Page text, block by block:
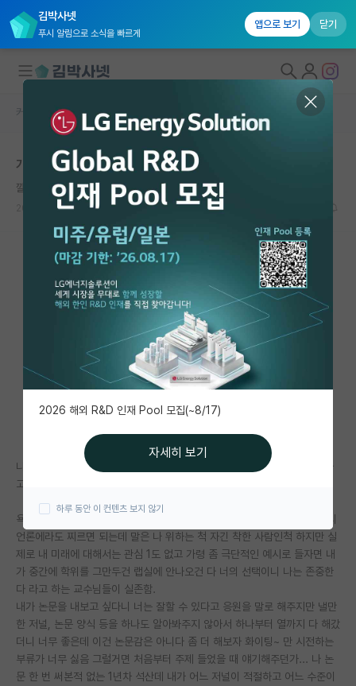
김박사넷
푸시 알림으로 소식을 빠르게
앱으로 보기 닫기
대학원생 모집
국내대학원 정보
연구실&오픈랩
커뮤니티
커뮤니티 홈
전체글보기
IF 명예의전당
자유 게시판(아무개랩)
미국 유학 게시판
미국 대학원 합격 후기 게시판
대학원 합격 후기 게시판
연구실(PI) 홍보 게시판
석박사 채용 정보 게시판
임용 정보 게시판
학부 인턴 게시판
취업 게시판
커뮤니티 홈 자유 게시판(아무개랩)
개인적으로 생각하는 최악의 지도교수는
깔끔한 존 스튜어트 밀
2026.06.02 34 12973
나한테 욕을 하는 교수 이런게 아니라 말은 괜찮게 하지만 무책임한 교수라
고 생각함.
욕을 하거나 갑질을 하면 대놓고 미워할 수라도 있고 학위 다 때려치고 어디
언론에라도 찌르면 되는데 말은 나 위하는 척 자긴 착한 사람인척 하지만 실
제로 내 미래에 대해서는 관심 1도 없고 가령 좀 극단적인 예시로 들자면 내
가 중간에 학위를 그만두건 랩실에 안나오건 다 너의 선택이니 나는 존중한
다 라고 하는 교수님들이 실존함.
내가 논문을 내보고 싶다니 너는 잘할 수 있다고 응원을 말로 해주지만 낼만
한 저널, 논문 양식 등을 하나도 알아봐주지 않아서 하나부터 열까지 다 해갔
더니 너무 좋은데 이건 논문감은 아니다 좀 더 해보자 화이팅~ 만 시전하는
부류가 너무 싫음 그럴거면 처음부터 주제 들었을 때 얘기해주던가... 나 논
문 한 번 써본적 없는 1년차 석산데 내가 어느 저널이 적절하고 어느 수준이
2026 해외 R&D 인재 Pool 모집(~8/17)
자세히 보기
하루 동안 이 컨텐츠 보지 않기